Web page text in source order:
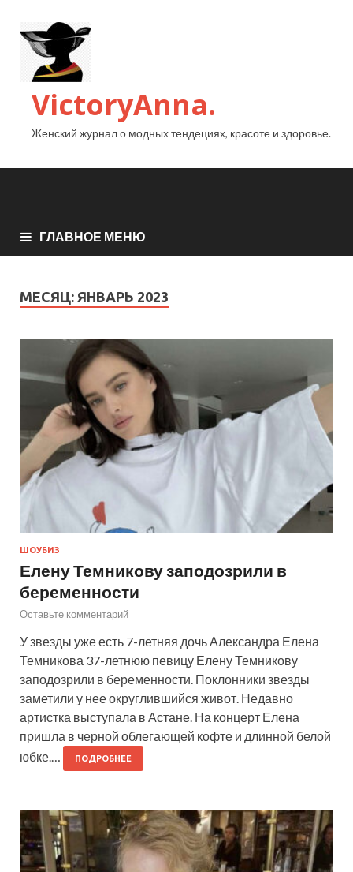
VictoryAnna.
Женский журнал о модных тендециях, красоте и здоровье.
ГЛАВНОЕ МЕНЮ
МЕСЯЦ: ЯНВАРЬ 2023
ШОУБИЗ
Елену Темникову заподозрили в
беременности
Оставьте комментарий
У звезды уже есть 7-летняя дочь Александра Елена
Темникова 37-летнюю певицу Елену Темникову
заподозрили в беременности. Поклонники звезды
заметили у нее округлившийся живот. Недавно
артистка выступала в Астане. На концерт Елена
пришла в черной облегающей кофте и длинной белой
юбке.…
ПОДРОБНЕЕ